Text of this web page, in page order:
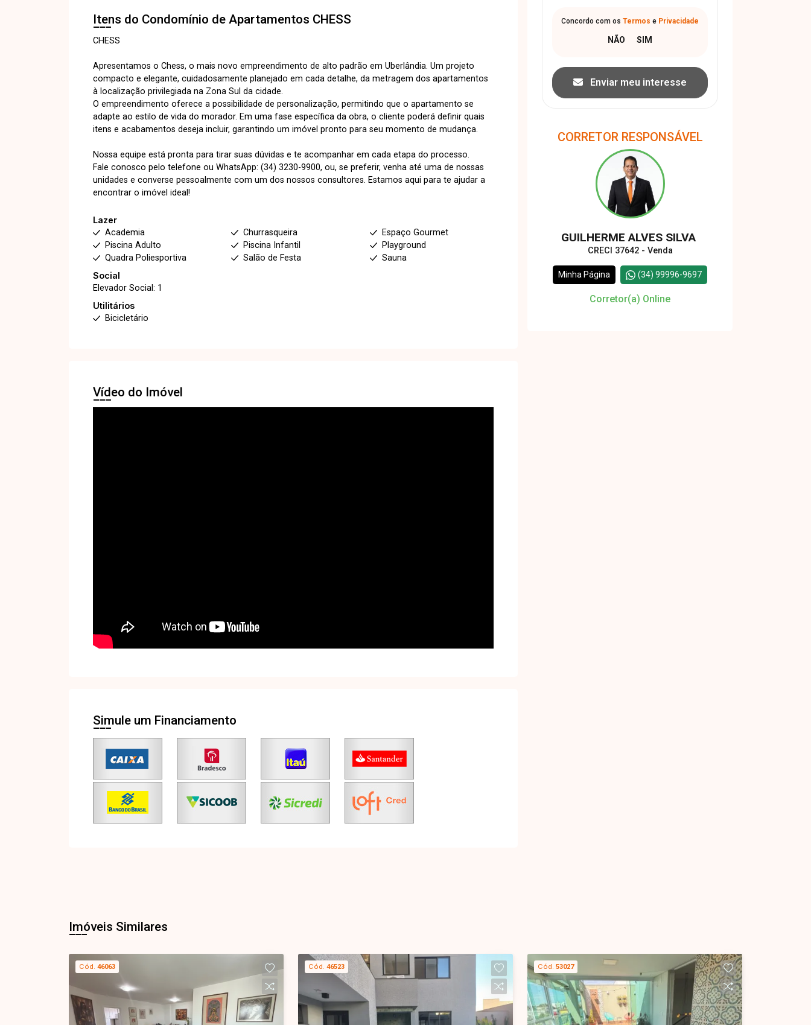
Itens do Condomínio de Apartamentos CHESS
CHESS
Apresentamos o Chess, o mais novo empreendimento de alto padrão em Uberlândia. Um projeto
compacto e elegante, cuidadosamente planejado em cada detalhe, da metragem dos apartamentos
à localização privilegiada na Zona Sul da cidade.
O empreendimento oferece a possibilidade de personalização, permitindo que o apartamento se
adapte ao estilo de vida do morador. Em uma fase específica da obra, o cliente poderá definir quais
itens e acabamentos deseja incluir, garantindo um imóvel pronto para seu momento de mudança.
Nossa equipe está pronta para tirar suas dúvidas e te acompanhar em cada etapa do processo.
Fale conosco pelo telefone ou WhatsApp: (34) 3230-9900, ou, se preferir, venha até uma de nossas
unidades e converse pessoalmente com um dos nossos consultores. Estamos aqui para te ajudar a
encontrar o imóvel ideal!
Lazer
Academia
Churrasqueira
Espaço Gourmet
Piscina Adulto
Piscina Infantil
Playground
Quadra Poliesportiva
Salão de Festa
Sauna
Social
Elevador Social: 1
Utilitários
Bicicletário
Vídeo do Imóvel
Simule um Financiamento
Concordo com os Termos e Privacidade
Enviar meu interesse
CORRETOR RESPONSÁVEL
GUILHERME ALVES SILVA
CRECI 37642 - Venda
Minha Página (34) 99996-9697
Corretor(a) Online
Imóveis Similares
Cód. 46063 Cód. 46523 Cód. 53027